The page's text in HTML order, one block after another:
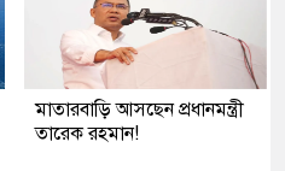
মাতারবাড়ি আসছেন প্রধানমন্ত্রী
তারেক রহমান!